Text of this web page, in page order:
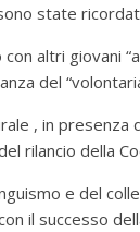
state
altri giovani
del
, in presenza
rilancio della
e del
il successo